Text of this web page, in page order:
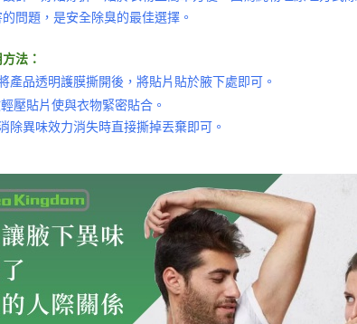
問題，是安全除臭的最佳選擇。
法：
產品透明護膜撕開後，將貼片貼於腋下處即可。
壓貼片使與衣物緊密貼合。
除異味效力消失時直接撕掉丟棄即可。